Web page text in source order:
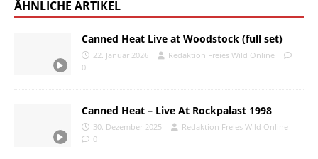
ÄHNLICHE ARTIKEL
Canned Heat Live at Woodstock (full set)
22. Januar 2026
Redaktion Freies Wild Online
0
Canned Heat – Live At Rockpalast 1998
30. Dezember 2025
Redaktion Freies Wild Online
0